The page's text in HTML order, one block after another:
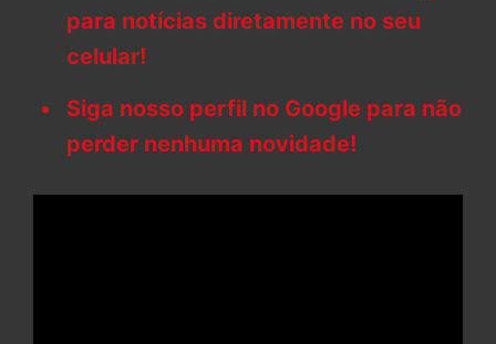
para notícias diretamente no seu
celular!
Siga nosso perfil no Google para não
perder nenhuma novidade!